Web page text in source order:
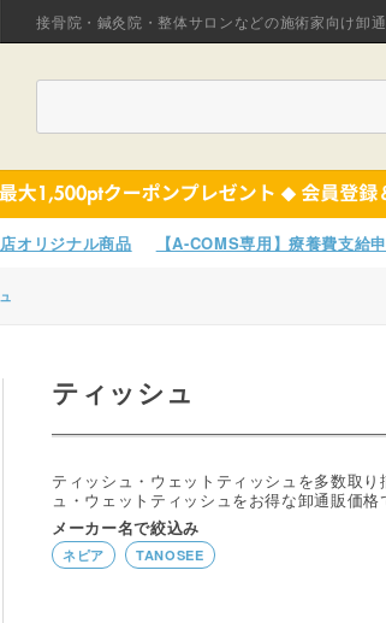
接骨院・鍼灸院・整体サロンなどの施術家向け卸
オリジナル商品 【A-COMS専用】療養費支給
ティッシュ
ティッシュ・ウェットティッシュを多数取
ュ・ウェットティッシュをお得な卸通販価格
メーカー名で絞込み
ネピア TANOSEE